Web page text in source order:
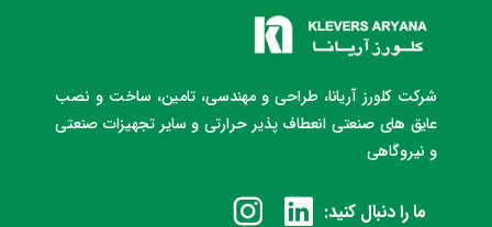
شرکت کلورز آریانا، طراحی و مهندسی، تامین، ساخت و نصب
عایق های صنعتی انعطاف پذیر حرارتی و سایر تجهیزات صنعتی
و نیروگاهی
ما را دنبال کنید: